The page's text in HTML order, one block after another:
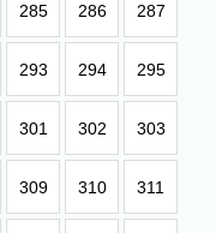
285 286 287
293 294 295
301 302 303
309 310 311